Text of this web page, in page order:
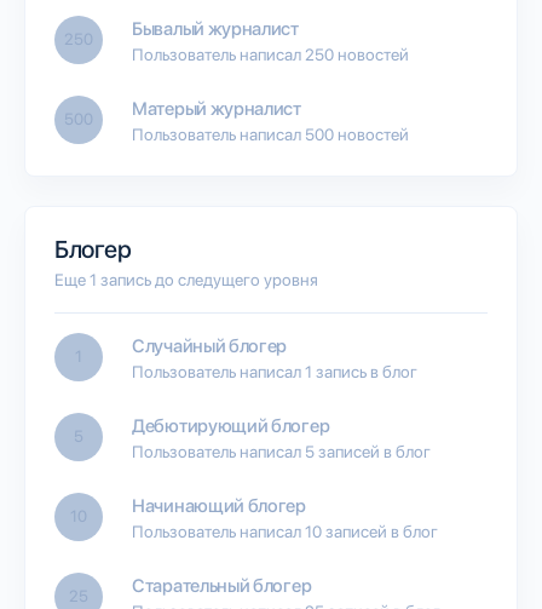
250 Бывалый журналист
Пользователь написал 250 новостей
500 Матерый журналист
Пользователь написал 500 новостей
Блогер
Еще 1 запись до следущего уровня
1 Случайный блогер
Пользователь написал 1 запись в блог
5 Дебютирующий блогер
Пользователь написал 5 записей в блог
10 Начинающий блогер
Пользователь написал 10 записей в блог
25 Старательный блогер